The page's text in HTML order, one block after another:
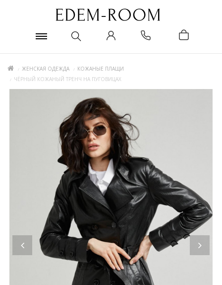
ЖЕНСКАЯ ОДЕЖДА
КОЖАНЫЕ ПЛАЩИ
ЧЁРНЫЙ КОЖАНЫЙ ТРЕНЧ НА ПУГОВИЦАХ